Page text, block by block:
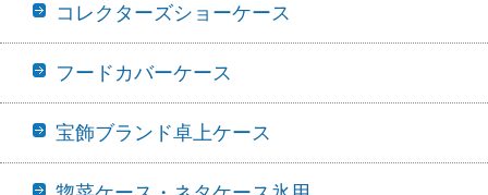
コレクターズショーケース
フードカバーケース
宝飾ブランド卓上ケース